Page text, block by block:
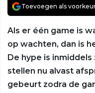
Toevoegen als
Als er één game is
op wachten, dan is
De hype is
stellen nu alvast
gebeurt zodra de